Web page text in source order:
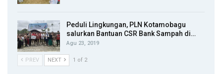
Peduli Lingkungan, PLN Kotamobagu
salurkan Bantuan CSR Bank Sampah di…
Agu 23, 2019
PREV NEXT 1 of 2